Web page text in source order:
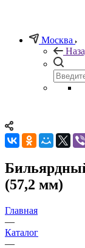
Москва
(57,2 мм)
Главная
—
Каталог
—